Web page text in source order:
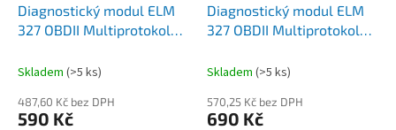
Diagnostický modul ELM
327 OBDII Multiprotokol
PIC18F25K80)
Skladem (>5 ks)
487,60 Kč bez DPH
590 Kč
Diagnostický modul ELM
327 OBDII Multiprotokol
PIC18F25K80)
Skladem (>5 ks)
570,25 Kč bez DPH
690 Kč